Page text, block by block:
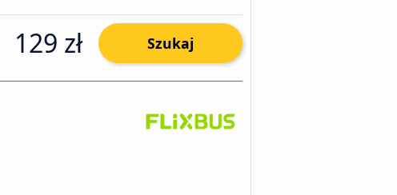
129 zł Szukaj